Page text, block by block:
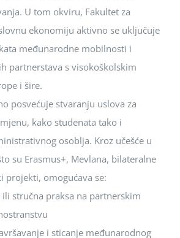
U tom okviru, Fakultet za
ekonomiju aktivno se uključuje
međunarodne mobilnosti i
partnerstava s visokoškolskim
i šire.
posvećuje stvaranju uslova za
kako studenata tako i
osoblja. Kroz učešće u
su Erasmus+, Mevlana, bilateralne
projekti, omogućava se:
ili stručna praksa na partnerskim
i sticanje međunarodnog